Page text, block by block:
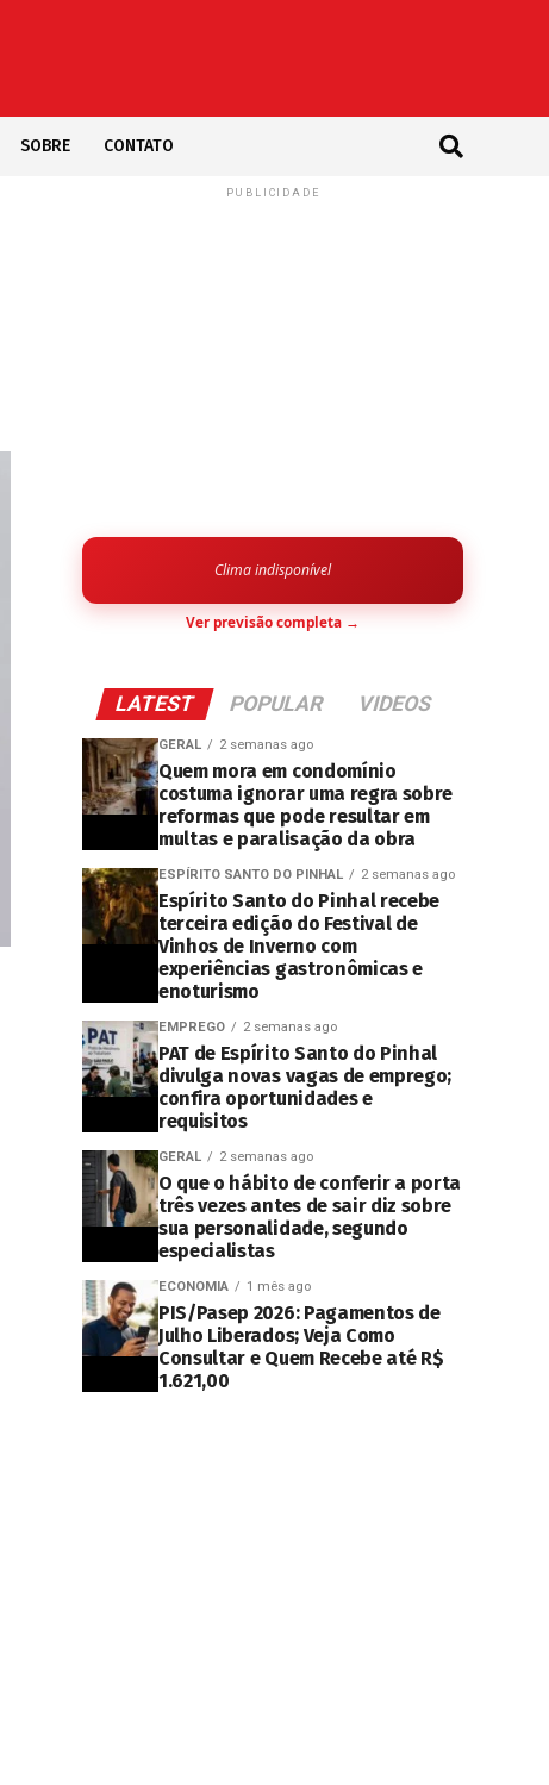
SOBRE CONTATO
PUBLICIDADE
Clima indisponível
Ver previsão completa →
LATEST POPULAR VIDEOS
GERAL 2 semanas ago
Quem mora em condomínio
costuma ignorar uma regra sobre
reformas que pode resultar em
multas e paralisação da obra
ESPÍRITO SANTO DO PINHAL 2 semanas ago
Espírito Santo do Pinhal recebe
terceira edição do Festival de
Vinhos de Inverno com
experiências gastronômicas e
enoturismo
EMPREGO 2 semanas ago
PAT de Espírito Santo do Pinhal
divulga novas vagas de emprego;
confira oportunidades e
requisitos
GERAL 2 semanas ago
O que o hábito de conferir a porta
três vezes antes de sair diz sobre
sua personalidade, segundo
especialistas
ECONOMIA 1 mês ago
PIS/Pasep 2026: Pagamentos de
Julho Liberados; Veja Como
Consultar e Quem Recebe até R$
1.621,00